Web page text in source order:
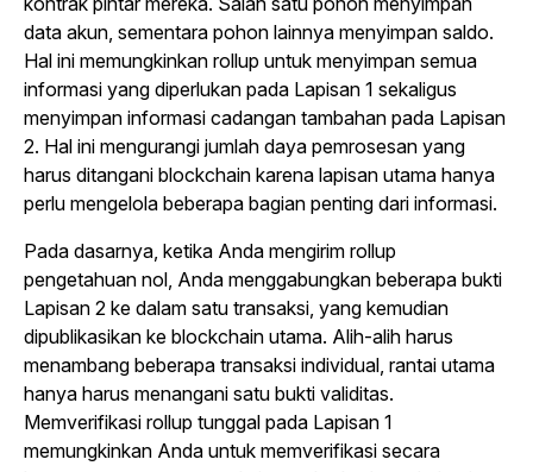
data akun, sementara pohon lainnya menyimpan saldo.
Hal ini memungkinkan rollup untuk menyimpan semua
informasi yang diperlukan pada Lapisan 1 sekaligus
menyimpan informasi cadangan tambahan pada Lapisan
2. Hal ini mengurangi jumlah daya pemrosesan yang
harus ditangani blockchain karena lapisan utama hanya
perlu mengelola beberapa bagian penting dari informasi.
Pada dasarnya, ketika Anda mengirim rollup
pengetahuan nol, Anda menggabungkan beberapa bukti
Lapisan 2 ke dalam satu transaksi, yang kemudian
dipublikasikan ke blockchain utama. Alih-alih harus
menambang beberapa transaksi individual, rantai utama
hanya harus menangani satu bukti validitas.
Memverifikasi rollup tunggal pada Lapisan 1
memungkinkan Anda untuk memverifikasi secara